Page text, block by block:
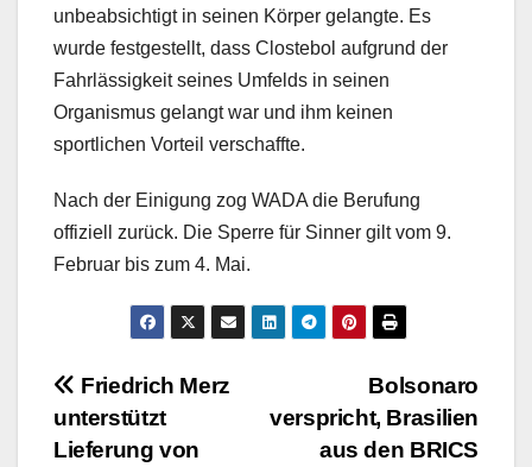
unbeabsichtigt in seinen Körper gelangte. Es
wurde festgestellt, dass Clostebol aufgrund der
Fahrlässigkeit seines Umfelds in seinen
Organismus gelangt war und ihm keinen
sportlichen Vorteil verschaffte.
Nach der Einigung zog WADA die Berufung
offiziell zurück. Die Sperre für Sinner gilt vom 9.
Februar bis zum 4. Mai.
BeitragsnavigationBolsonaro
verspricht, Brasilien
aus den BRICS
Friedrich Merz
unterstützt
Lieferung von